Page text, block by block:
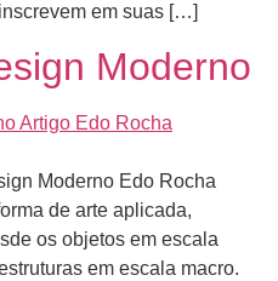
em suas […]
Moderno
Moderno Edo Rocha
de arte aplicada,
os objetos em escala
em escala macro.